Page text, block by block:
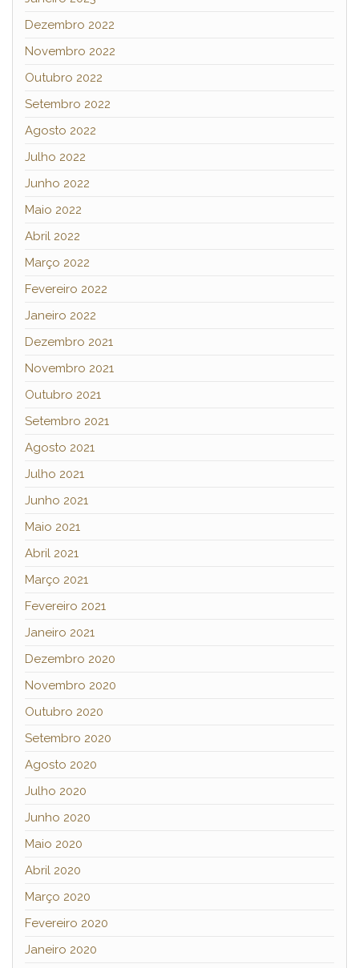
Dezembro 2022
Novembro 2022
Outubro 2022
Setembro 2022
Agosto 2022
Julho 2022
Junho 2022
Maio 2022
Abril 2022
Março 2022
Fevereiro 2022
Janeiro 2022
Dezembro 2021
Novembro 2021
Outubro 2021
Setembro 2021
Agosto 2021
Julho 2021
Junho 2021
Maio 2021
Abril 2021
Março 2021
Fevereiro 2021
Janeiro 2021
Dezembro 2020
Novembro 2020
Outubro 2020
Setembro 2020
Agosto 2020
Julho 2020
Junho 2020
Maio 2020
Abril 2020
Março 2020
Fevereiro 2020
Janeiro 2020